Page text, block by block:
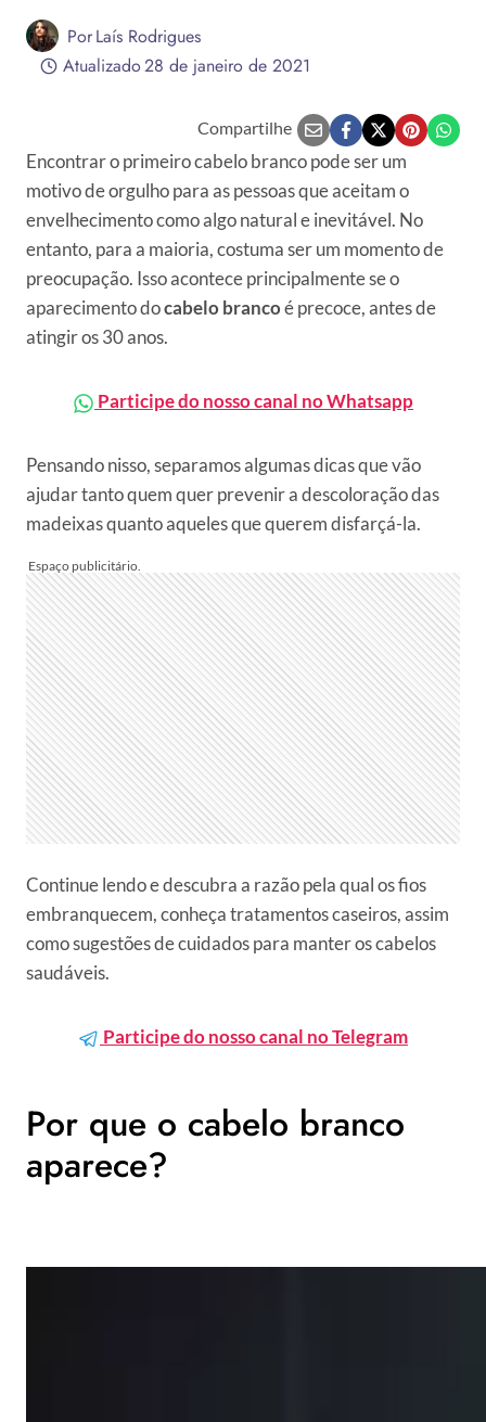
PorLaís Rodrigues
Atualizado28 de janeiro de 2021
Compartilhe
Encontrar o primeiro cabelo branco pode ser um
motivo de orgulho para as pessoas que aceitam o
envelhecimento como algo natural e inevitável. No
entanto, para a maioria, costuma ser um momento de
preocupação. Isso acontece principalmente se o
aparecimento docabelo brancoé precoce, antes de
atingir os 30 anos.
Participe do nosso canal no Whatsapp
Pensando nisso, separamos algumas dicas que vão
ajudar tanto quem quer prevenir a descoloração das
madeixas quanto aqueles que querem disfarçá-la.
Continue lendo e descubra a razão pela qual os fios
embranquecem, conheça tratamentos caseiros, assim
como sugestões de cuidados para manter os cabelos
saudáveis.
Participe do nosso canal no Telegram
Por que o cabelo branco
aparece?